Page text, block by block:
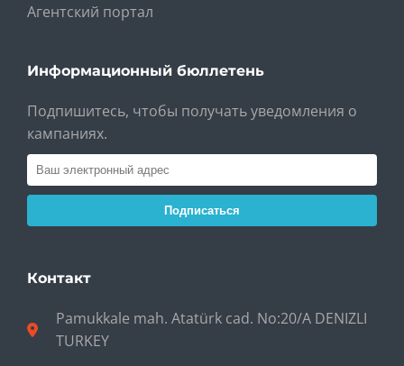
Агентский портал
Информационный бюллетень
Подпишитесь, чтобы получать уведомления о
кампаниях.
Подписаться
Контакт
Pamukkale mah. Atatürk cad. No:20/A DENIZLI
TURKEY